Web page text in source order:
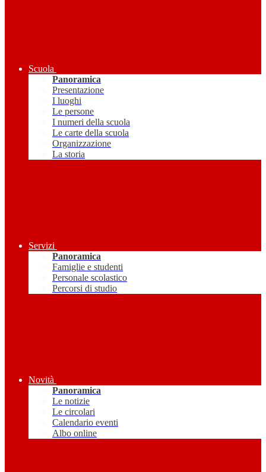
Scuola
Panoramica
Presentazione
I luoghi
Le persone
I numeri della scuola
Le carte della scuola
Organizzazione
La storia
Servizi
Panoramica
Famiglie e studenti
Personale scolastico
Percorsi di studio
Novità
Panoramica
Le notizie
Le circolari
Calendario eventi
Albo online